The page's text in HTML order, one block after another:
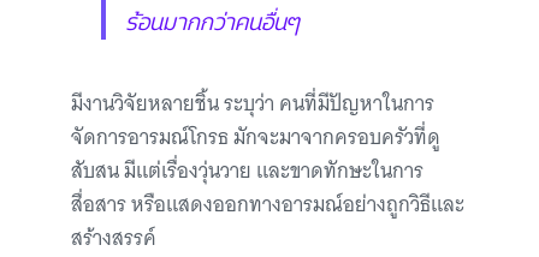
ร้อนมากกว่าคนอื่นๆ
มีงานวิจัยหลายชิ้น ระบุว่า คนที่มีปัญหาในการ
จัดการอารมณ์โกรธ มักจะมาจากครอบครัวที่ดู
สับสน มีแต่เรื่องวุ่นวาย และขาดทักษะในการ
สื่อสาร หรือแสดงออกทางอารมณ์อย่างถูกวิธีและ
สร้างสรรค์